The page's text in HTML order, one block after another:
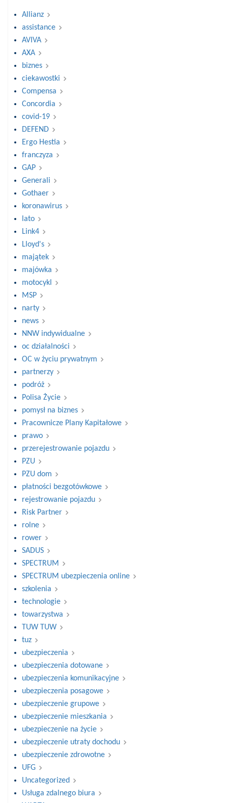
Allianz
assistance
AVIVA
AXA
biznes
ciekawostki
Compensa
Concordia
covid-19
DEFEND
Ergo Hestia
franczyza
GAP
Generali
Gothaer
koronawirus
lato
Link4
Lloyd's
majątek
majówka
motocykl
MSP
narty
news
NNW indywidualne
oc działalności
OC w życiu prywatnym
partnerzy
podróż
Polisa Życie
pomysł na biznes
Pracownicze Plany Kapitałowe
prawo
przerejestrowanie pojazdu
PZU
PZU dom
płatności bezgotówkowe
rejestrowanie pojazdu
Risk Partner
rolne
rower
SADUS
SPECTRUM
SPECTRUM ubezpieczenia online
szkolenia
technologie
towarzystwa
TUW TUW
tuz
ubezpieczenia
ubezpieczenia dotowane
ubezpieczenia komunikacyjne
ubezpieczenia posagowe
ubezpieczenie grupowe
ubezpieczenie mieszkania
ubezpieczenie na życie
ubezpieczenie utraty dochodu
ubezpieczenie zdrowotne
UFG
Uncategorized
Usługa zdalnego biura